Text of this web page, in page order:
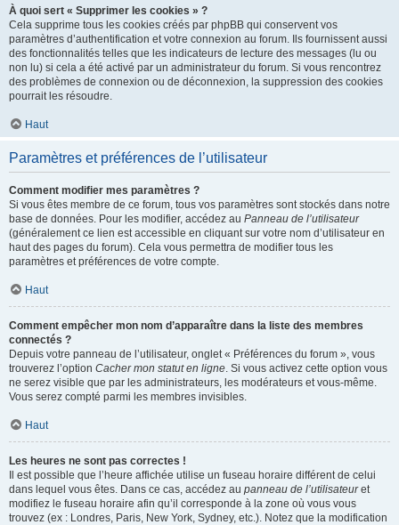
À quoi sert « Supprimer les cookies » ?
Cela supprime tous les cookies créés par phpBB qui conservent vos
paramètres d’authentification et votre connexion au forum. Ils fournissent aussi
des fonctionnalités telles que les indicateurs de lecture des messages (lu ou
non lu) si cela a été activé par un administrateur du forum. Si vous rencontrez
des problèmes de connexion ou de déconnexion, la suppression des cookies
pourrait les résoudre.
Haut
Paramètres et préférences de l’utilisateur
Comment modifier mes paramètres ?
Si vous êtes membre de ce forum, tous vos paramètres sont stockés dans notre
base de données. Pour les modifier, accédez au Panneau de l’utilisateur
(généralement ce lien est accessible en cliquant sur votre nom d’utilisateur en
haut des pages du forum). Cela vous permettra de modifier tous les
paramètres et préférences de votre compte.
Haut
Comment empêcher mon nom d’apparaître dans la liste des membres
connectés ?
Depuis votre panneau de l’utilisateur, onglet « Préférences du forum », vous
trouverez l’option Cacher mon statut en ligne. Si vous activez cette option vous
ne serez visible que par les administrateurs, les modérateurs et vous-même.
Vous serez compté parmi les membres invisibles.
Haut
Les heures ne sont pas correctes !
Il est possible que l’heure affichée utilise un fuseau horaire différent de celui
dans lequel vous êtes. Dans ce cas, accédez au panneau de l’utilisateuret
modifiez le fuseau horaire afin qu’il corresponde à la zone où vous vous
trouvez (ex : Londres, Paris, New York, Sydney, etc.). Notez que la modification